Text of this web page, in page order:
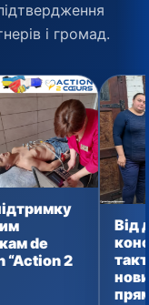
і громад.
Від
консервації
тактичних
новий
прямує